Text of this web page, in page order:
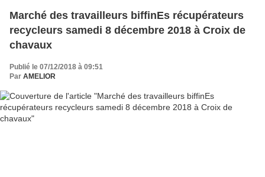
Marché des travailleurs biffinEs récupérateurs
recycleurs samedi 8 décembre 2018 à Croix de
chavaux
Publié le 07/12/2018 à 09:51
Par AMELIOR